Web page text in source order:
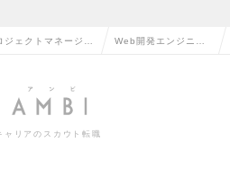
ジェクトマネージャ
職
Web開発エンジニア
ャリアのスカウト転職